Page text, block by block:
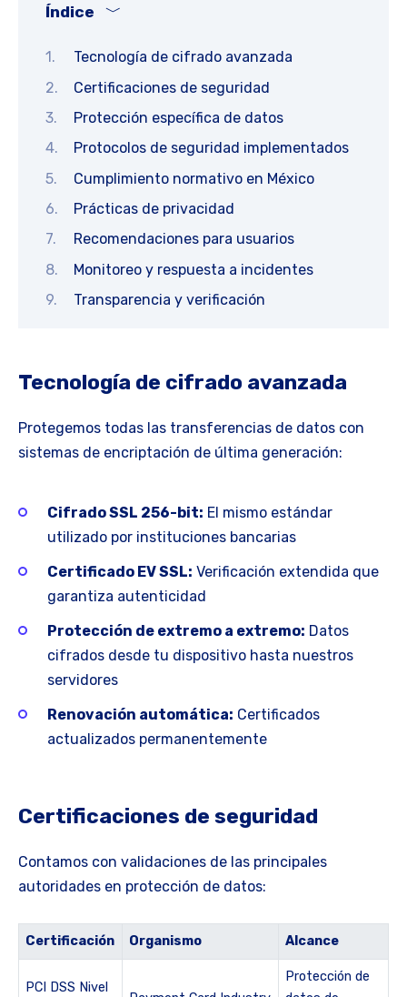
Índice
Tecnología de cifrado avanzada
Certificaciones de seguridad
Protección específica de datos
Protocolos de seguridad implementados
Cumplimiento normativo en México
Prácticas de privacidad
Recomendaciones para usuarios
Monitoreo y respuesta a incidentes
Transparencia y verificación
Tecnología de cifrado avanzada
Protegemos todas las transferencias de datos con
sistemas de encriptación de última generación:
Cifrado SSL 256-bit: El mismo estándar
utilizado por instituciones bancarias
Certificado EV SSL: Verificación extendida que
garantiza autenticidad
Protección de extremo a extremo: Datos
cifrados desde tu dispositivo hasta nuestros
servidores
Renovación automática: Certificados
actualizados permanentemente
Certificaciones de seguridad
Contamos con validaciones de las principales
autoridades en protección de datos:
Certificación Organismo Alcance
PCI DSS Nivel
Protección de